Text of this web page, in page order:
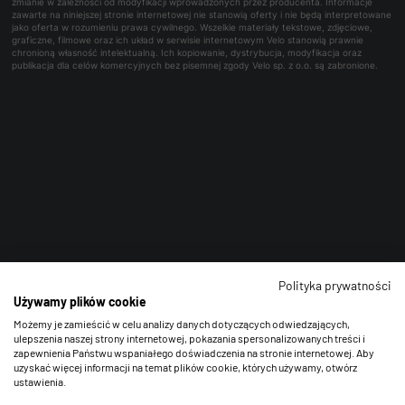
zawarte na niniejszej stronie internetowej nie stanowią oferty i nie będą interpretowane
jako oferta w rozumieniu prawa cywilnego. Wszelkie materiały tekstowe, zdjęciowe,
graficzne, filmowe oraz ich układ w serwisie internetowym Velo stanowią prawnie
chronioną własność intelektualną. Ich kopiowanie, dystrybucja, modyfikacja oraz
publikacja dla celów komercyjnych bez pisemnej zgody Velo sp. z o.o. są zabronione.
Polityka prywatności
Używamy plików cookie
Możemy je zamieścić w celu analizy danych dotyczących odwiedzających,
ulepszenia naszej strony internetowej, pokazania spersonalizowanych treści i
zapewnienia Państwu wspaniałego doświadczenia na stronie internetowej. Aby
uzyskać więcej informacji na temat plików cookie, których używamy, otwórz
ustawienia.